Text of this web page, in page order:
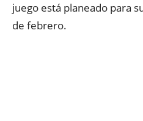
juego está planeado para
de febrero.